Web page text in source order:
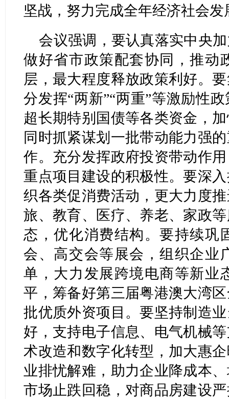
坚战，努力完成全年经济社会
会议强调，要认真落实中央
做好省市政策配套协同，推动
层，最大程度释放政策利好。
分发挥“两新”“两重”等激励性
超长期特别国债等各类资金，
同时抓紧谋划一批带动能力强
作。充分发挥政府投资带动作
重点项目建设的积极性。要深
织各类促消费活动，更大力度
旅、教育、医疗、养老、家政
态，优化消费结构。要持续巩
会、高交会等展会，组织企业
单，大力发展跨境电商等新业
平，筹备好第三届粤港澳大湾
批优质外资项目。要坚持制造
好，支持电子信息、电气机械
术改造和数字化转型，加大惠
业排忧解难，助力企业降成本
市场止跌回稳，对商品房建设